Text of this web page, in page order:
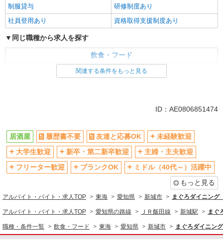
制服貸与
研修制度あり
社員登用あり
資格取得支援制度あり
同じ職種から求人を探す
飲食・フード
車通勤OK
扶養内勤務OK
副業・WワークOK
交通費支給
社会保険あり
まかない・食事補助
関連する条件をもっと見る
ID：AE0806851474
居酒屋 履歴書不要 友達と応募OK
未経験歓迎
大学生歓迎
新卒・第二新卒歓迎
主婦・主夫歓迎
フリーター歓迎
ブランクOK
ミドル（40代～）活躍中
もっと見る
アルバイト・バイト・求人TOP 東海 愛知県 新城市 まぐろダイニン
アルバイト・バイト・求人TOP 愛知県の路線 ＪＲ飯田線 新城駅 まぐ
職種・条件一覧 飲食・フード 東海 愛知県 新城市 まぐろダイニン